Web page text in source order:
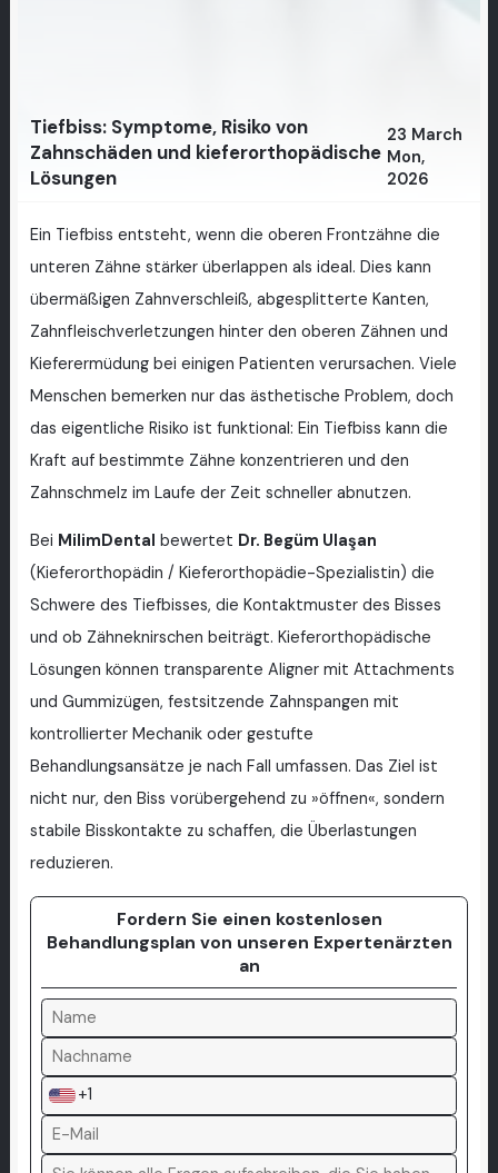
Tiefbiss: Symptome, Risiko von
Zahnschäden und kieferorthopädische
Lösungen
23 March
Mon,
2026
Ein Tiefbiss entsteht, wenn die oberen Frontzähne die
unteren Zähne stärker überlappen als ideal. Dies kann
übermäßigen Zahnverschleiß, abgesplitterte Kanten,
Zahnfleischverletzungen hinter den oberen Zähnen und
Kieferermüdung bei einigen Patienten verursachen. Viele
Menschen bemerken nur das ästhetische Problem, doch
das eigentliche Risiko ist funktional: Ein Tiefbiss kann die
Kraft auf bestimmte Zähne konzentrieren und den
Zahnschmelz im Laufe der Zeit schneller abnutzen.
Bei MilimDental bewertet Dr. Begüm Ulaşan
(Kieferorthopädin / Kieferorthopädie-Spezialistin) die
Schwere des Tiefbisses, die Kontaktmuster des Bisses
und ob Zähneknirschen beiträgt. Kieferorthopädische
Lösungen können transparente Aligner mit Attachments
und Gummizügen, festsitzende Zahnspangen mit
kontrollierter Mechanik oder gestufte
Behandlungsansätze je nach Fall umfassen. Das Ziel ist
nicht nur, den Biss vorübergehend zu »öffnen«, sondern
stabile Bisskontakte zu schaffen, die Überlastungen
reduzieren.
Fordern Sie einen kostenlosen
Behandlungsplan von unseren Expertenärzten
an
+1